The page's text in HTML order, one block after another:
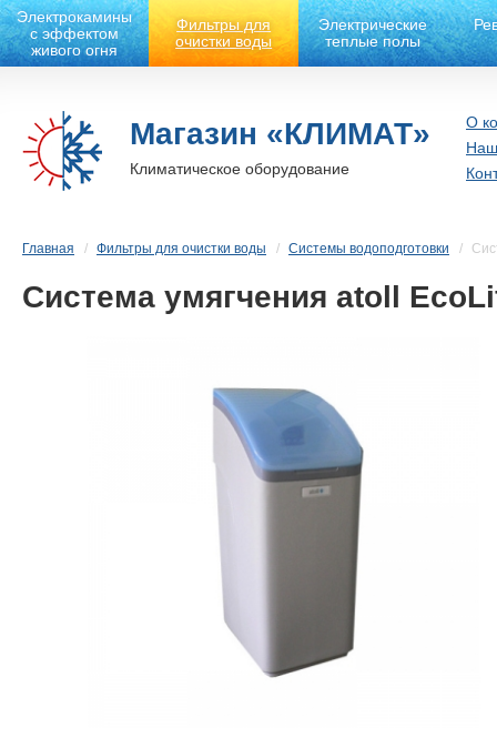
Электрокамины
с эффектом
живого огня
Фильтры для
очистки воды
Электрические
теплые полы
Магазин «КЛИМАТ»
Климатическое оборудование
О
Главная Фильтры для очистки воды Системы водоподготовки
Система умягчения atoll